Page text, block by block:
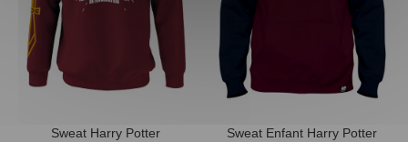
Sweat Harry Potter
Sweat Enfant Harry Potter